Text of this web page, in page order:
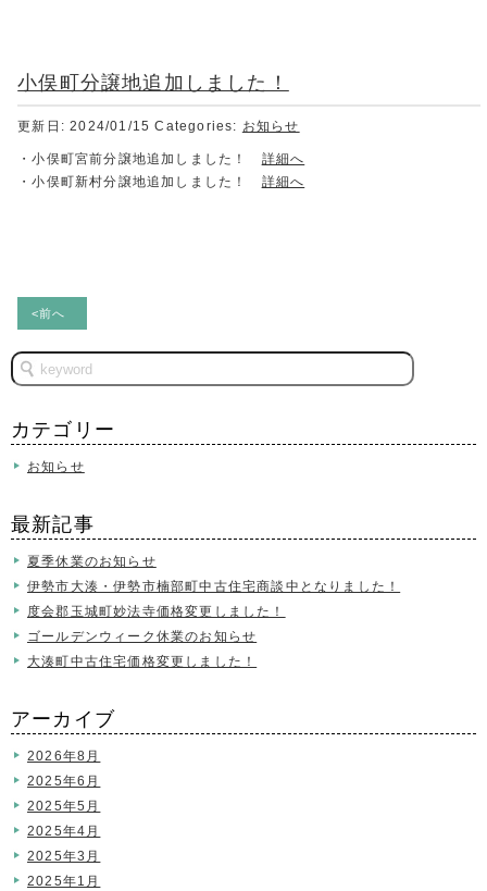
小俣町分譲地追加しました！
更新日: 2024/01/15 Categories: お知らせ
・小俣町宮前分譲地追加しました！ 詳細へ
・小俣町新村分譲地追加しました！ 詳細へ
<前へ
カテゴリー
お知らせ
最新記事
夏季休業のお知らせ
伊勢市大湊・伊勢市楠部町中古住宅商談中となりました！
度会郡玉城町妙法寺価格変更しました！
ゴールデンウィーク休業のお知らせ
大湊町中古住宅価格変更しました！
アーカイブ
2026年8月
2025年6月
2025年5月
2025年4月
2025年3月
2025年1月